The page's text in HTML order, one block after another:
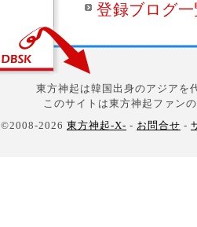
登録ブログ
東方神起は韓国出身のアジアを
このサイトは東方神起ファン
©2008-2026 東方神起-X- - お問合せ -